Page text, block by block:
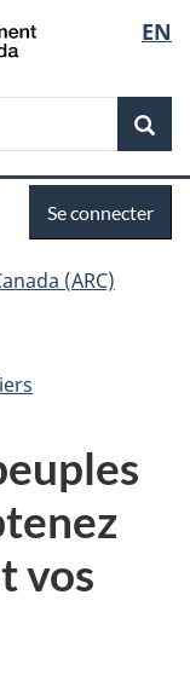
de
la
EN
Se connecter
(ARC)
vos